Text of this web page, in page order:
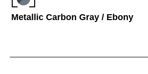
Metallic Carbon Gray / Ebony